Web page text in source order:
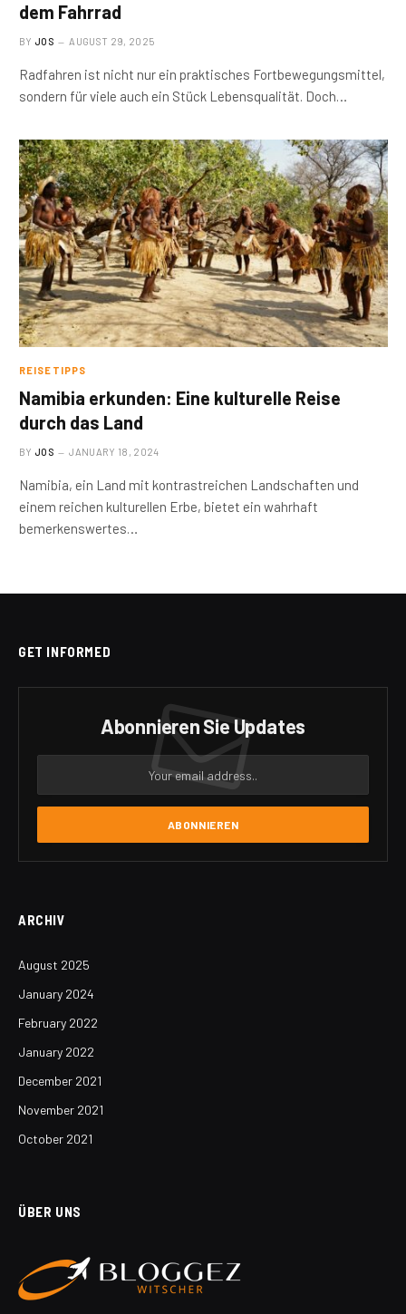
dem Fahrrad
BY JOS AUGUST 29, 2025
Radfahren ist nicht nur ein praktisches Fortbewegungsmittel,
sondern für viele auch ein Stück Lebensqualität. Doch…
REISETIPPS
Namibia erkunden: Eine kulturelle Reise
durch das Land
BY JOS JANUARY 18, 2024
Namibia, ein Land mit kontrastreichen Landschaften und
einem reichen kulturellen Erbe, bietet ein wahrhaft
bemerkenswertes…
GET INFORMED
Abonnieren Sie Updates
ARCHIV
August 2025
January 2024
February 2022
January 2022
December 2021
November 2021
October 2021
ÜBER UNS